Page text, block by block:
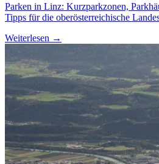
Parken in Linz: Kurzparkzonen,
Tipps für die oberösterreichische
Weiterlesen →